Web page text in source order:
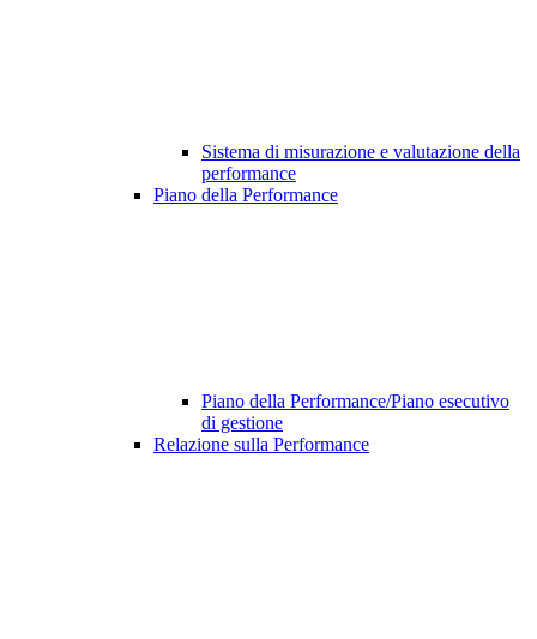
Sistema di misurazione e valutazione della
performance
Piano della Performance
Piano della Performance/Piano esecutivo
di gestione
Relazione sulla Performance